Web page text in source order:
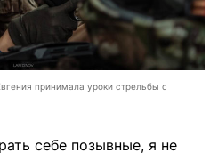
принимала уроки стрельбы с
себе позывные, я не